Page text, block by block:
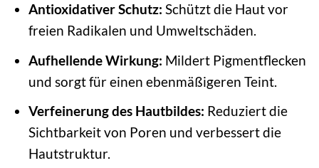
Antioxidativer Schutz: Schützt die Haut vor
freien Radikalen und Umweltschäden.
Aufhellende Wirkung: Mildert Pigmentflecken
und sorgt für einen ebenmäßigeren Teint.
Verfeinerung des Hautbildes: Reduziert die
Sichtbarkeit von Poren und verbessert die
Hautstruktur.